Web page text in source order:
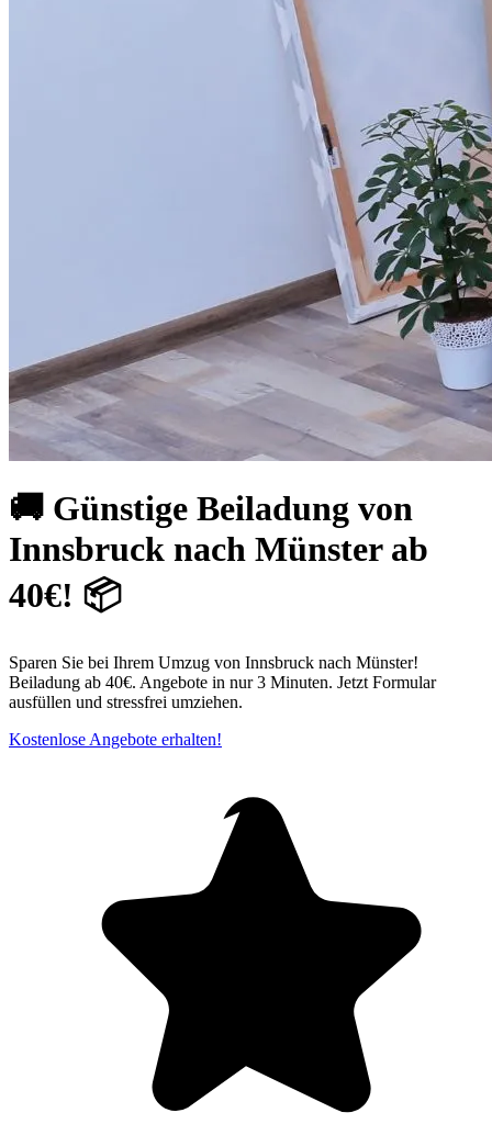
🚚 Günstige Beiladung von
Innsbruck nach Münster ab
40€! 📦
Sparen Sie bei Ihrem Umzug von Innsbruck nach Münster!
Beiladung ab 40€. Angebote in nur 3 Minuten. Jetzt Formular
ausfüllen und stressfrei umziehen.
Kostenlose Angebote erhalten!